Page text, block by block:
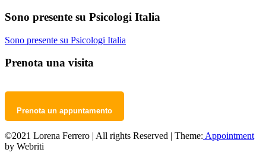
Sono presente su Psicologi Italia
Sono presente su Psicologi Italia
Prenota una visita
Prenota un appuntamento
©2021 Lorena Ferrero | All rights Reserved | Theme: Appointment
by Webriti